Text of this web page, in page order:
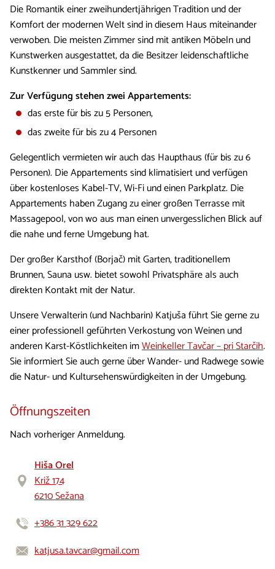
Die Romantik einer zweihundertjährigen Tradition und der
Komfort der modernen Welt sind in diesem Haus miteinander
verwoben. Die meisten Zimmer sind mit antiken Möbeln und
Kunstwerken ausgestattet, da die Besitzer leidenschaftliche
Kunstkenner und Sammler sind.
Zur Verfügung stehen zwei Appartements:
das erste für bis zu 5 Personen,
das zweite für bis zu 4 Personen
Gelegentlich vermieten wir auch das Haupthaus (für bis zu 6
Personen). Die Appartements sind klimatisiert und verfügen
über kostenloses Kabel-TV, Wi-Fi und einen Parkplatz. Die
Appartements haben Zugang zu einer großen Terrasse mit
Massagepool, von wo aus man einen unvergesslichen Blick auf
die nahe und ferne Umgebung hat.
Der großer Karsthof (Borjač) mit Garten, traditionellem
Brunnen, Sauna usw. bietet sowohl Privatsphäre als auch
direkten Kontakt mit der Natur.
Unsere Verwalterin (und Nachbarin) Katjuša führt Sie gerne zu
einer professionell geführten Verkostung von Weinen und
anderen Karst-Köstlichkeiten imWeinkeller Tavčar – pri Starčih.
Sie informiert Sie auch gerne über Wander- und Radwege sowie
die Natur- und Kultursehenswürdigkeiten in der Umgebung.
Öffnungszeiten
Nach vorheriger Anmeldung.
Hiša Orel
Križ 174
6210 Sežana
+386 31 329 622
katjusa.tavcar@gmail.com